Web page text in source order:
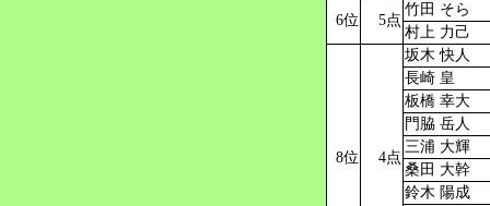
6位 5点
竹田 そら
村上 力己
8位 4点
坂木 快人
長崎 皇
板橋 幸大
門脇 岳人
三浦 大輝
桑田 大幹
鈴木 陽成